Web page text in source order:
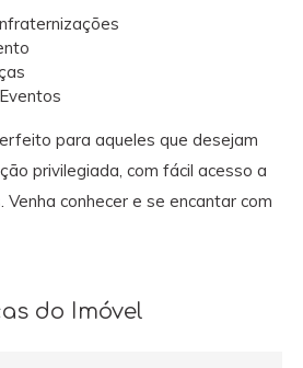
para aqueles que desejam
privilegiada, com fácil acesso a
conhecer e se encantar com
do Imóvel